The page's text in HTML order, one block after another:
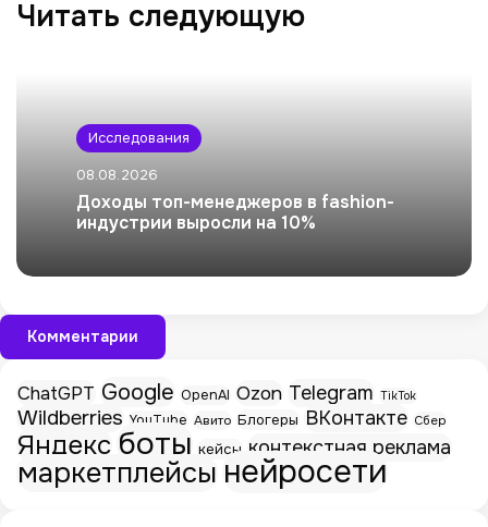
Читать следующую
Исследования
08.08.2026
Доходы топ-менеджеров в fashion-
индустрии выросли на 10%
Комментарии
ChatGPT Google OpenAI Ozon Telegram TikTok
Wildberries YouTube Авито Блогеры ВКонтакте Сбер
Яндекс боты кейсы контекстная реклама
маркетплейсы нейросети